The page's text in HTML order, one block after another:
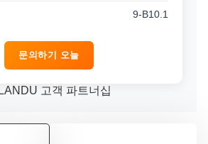
9-B10.1
문의하기 오늘